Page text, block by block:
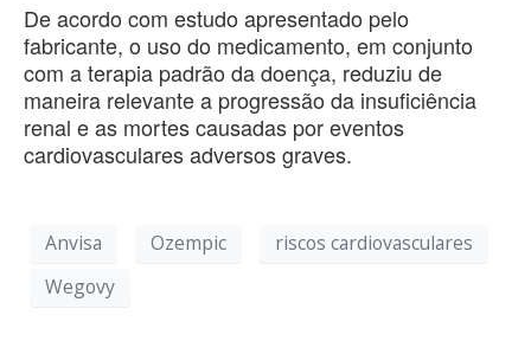
De acordo com estudo apresentado pelo
fabricante, o uso do medicamento, em conjunto
com a terapia padrão da doença, reduziu de
maneira relevante a progressão da insuficiência
renal e as mortes causadas por eventos
cardiovasculares adversos graves.
Anvisa Ozempic
riscos cardiovasculares
Wegovy